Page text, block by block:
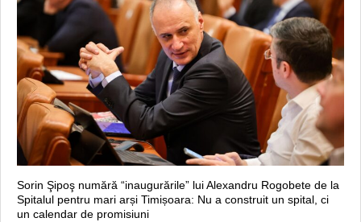
Sorin Şipoş numără “inaugurările” lui Alexandru Rogobete de la
Spitalul pentru mari arși Timișoara: Nu a construit un spital, ci
un calendar de promisiuni